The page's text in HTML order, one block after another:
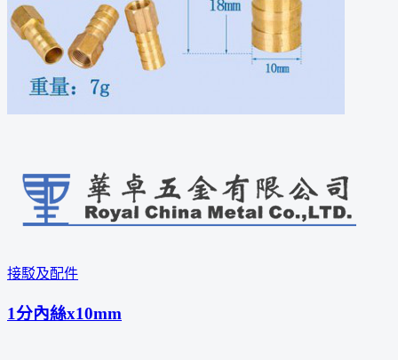
接駁及配件
1分內絲x10mm